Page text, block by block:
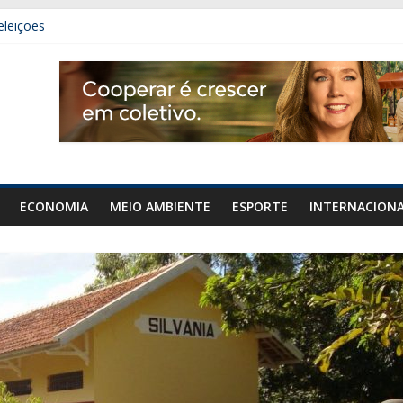
de 50 gramas de cocaína em Orizona
área de diplomacia no plano de governo
ECONOMIA MEIO AMBIENTE ESPORTE